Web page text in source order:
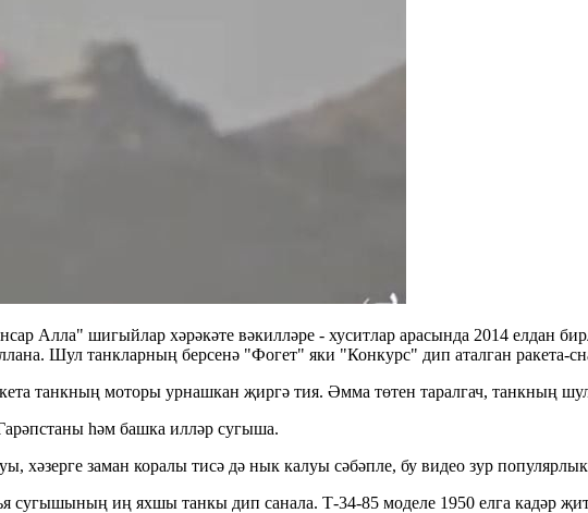
Алла" шигыйлар хәрәкәте вәкилләре - хуситлар арасында 2014 елдан
Шул танкларның берсенә "Фогет" яки "Конкурс" дип аталган ракета-
танкның моторы урнашкан җиргә тия. Әмма төтен таралгач, танкның
һәм башка илләр сугыша.
заман коралы тисә дә нык калуы сәбәпле, бу видео зур
сугышының иң яхшы танкы дип санала. Т-34-85 моделе 1950 елга кадәр